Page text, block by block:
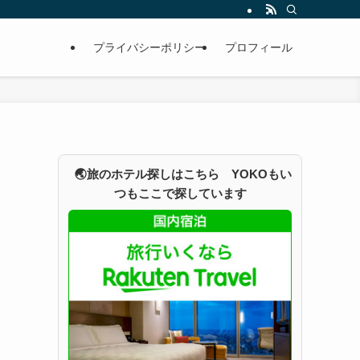
プライバシーポリシー プロフィール
🌏旅のホテル探しはこちら YOKOもい
つもここで探しています